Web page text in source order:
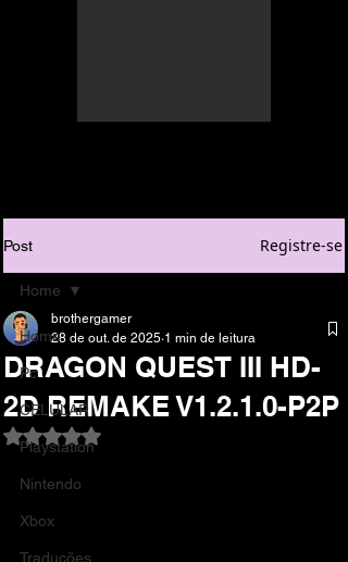
Post Registre-se
Home
Pc
CELULAR
Playstation
Nintendo
Xbox
Traduções
Home
DRAGON QUEST III HD-
2D REMAKE V1.2.1.0-P2P
brothergamer
28 de out. de 2025 1 min de leitura
Avaliado com NaN de 5 estrelas.